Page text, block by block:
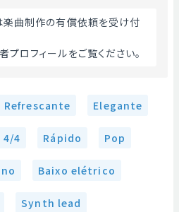
プロフィールをご覧ください。
Refrescante Elegante
4/4 Rápido Pop
Baixo elétrico
Synth lead